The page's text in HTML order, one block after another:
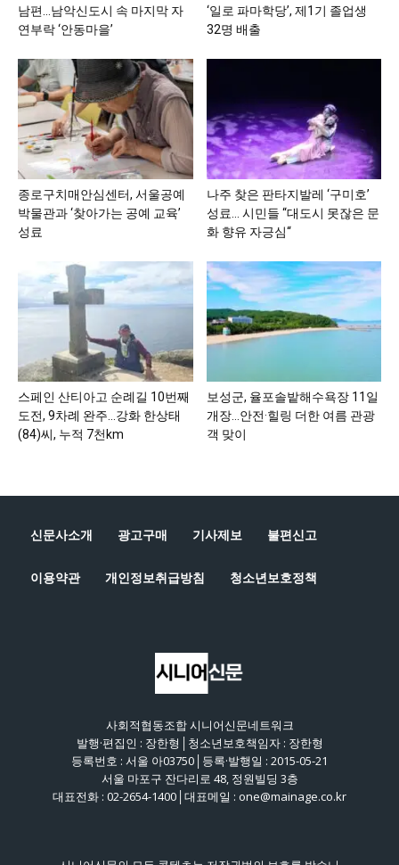
남편…남악신도시 속 마지막 자
연부락 ‘안동마을’
‘일로 파마학당’, 제1기 졸업생
32명 배출
종로구치매안심센터, 서울공예
박물관과 ‘찾아가는 공예 교육’
성료
나주 찾은 판타지발레 ‘구미호’
성료… 시민들 “대도시 못잖은 문
화 향유 자긍심“
스페인 산티아고 순례길 10번째
도전, 9차례 완주…강화 한상태
(84)씨, 누적 7천km
보성군, 율포솔밭해수욕장 11일
개장…안전·힐링 더한 여름 관광
객 맞이
신문사소개 광고구매 기사제보 불편신고
이용약관 개인정보취급방침 청소년보호정책
사회적협동조합 시니어신문네트워크
발행·편집인 : 장한형│청소년보호책임자 : 장한형
등록번호 : 서울 아03750│등록·발행일 : 2015-05-21
서울 마포구 잔다리로 48, 정원빌딩 3층
대표전화 : 02-2654-1400│대표메일 : one@mainage.co.kr